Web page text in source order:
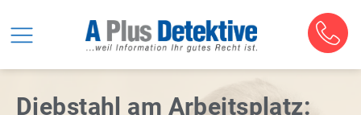
Diebstahl am Arbeitsplatz: